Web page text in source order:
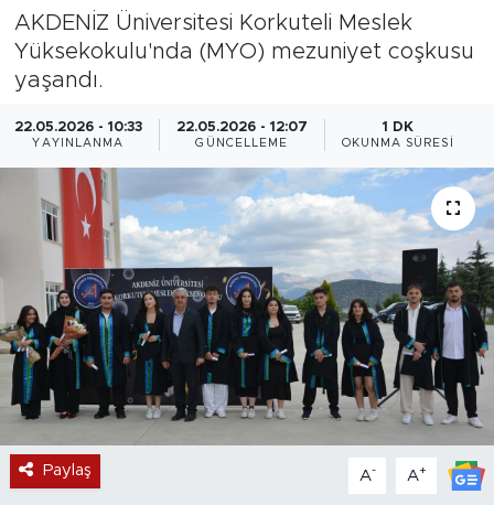
AKDENİZ Üniversitesi Korkuteli Meslek
Yüksekokulu'nda (MYO) mezuniyet coşkusu
yaşandı.
22.05.2026 - 10:33
YAYINLANMA
22.05.2026 - 12:07
GÜNCELLEME
1 DK
OKUNMA SÜRESI
Paylaş A- A+
Kültür- Sanat
Özel Haber
Politika
Resmi İlanlar
Sağlık
Spor
Haber Arşivi